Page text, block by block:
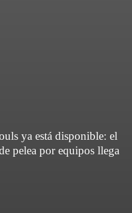
ya está disponible: el
pelea por equipos llega